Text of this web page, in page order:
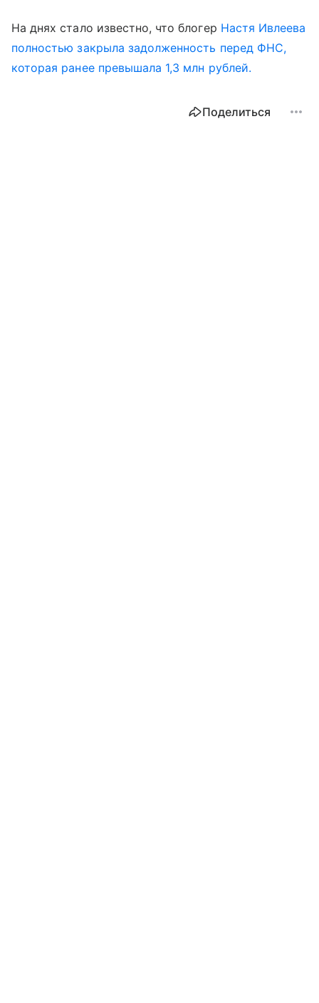
На днях стало известно, что блогер Настя Ивлеева
полностью закрыла задолженность перед ФНС,
которая ранее превышала 1,3 млн рублей.
Поделиться